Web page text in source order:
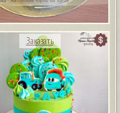
Заказать